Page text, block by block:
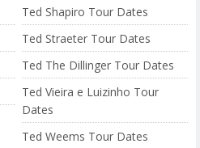
Ted Shapiro Tour Dates
Ted Straeter Tour Dates
Ted The Dillinger Tour Dates
Ted Vieira e Luizinho Tour
Dates
Ted Weems Tour Dates